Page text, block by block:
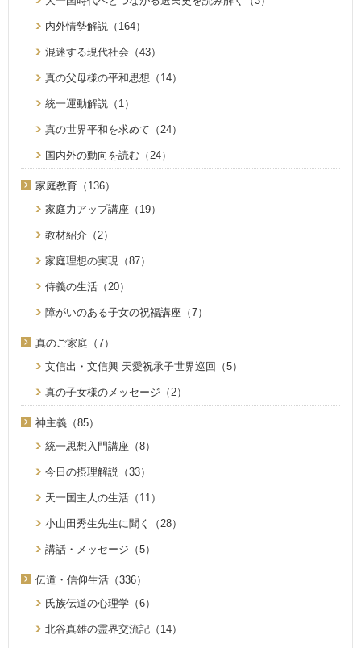
内外情勢解説（164）
混迷する現代社会（43）
真の父母様の平和思想（14）
統一運動解説（1）
真の世界平和を求めて（24）
国内外の動向を読む（24）
家庭教育（136）
家庭力アップ講座（19）
教材紹介（2）
家庭理想の実現（87）
侍義の生活（20）
障がいのある子女の祝福講座（7）
真のご家庭（7）
文信出・文信興 天愛祝承子世界巡回（5）
真の子女様のメッセージ（2）
神主義（85）
統一思想入門講座（8）
今日の摂理解説（33）
天一国主人の生活（11）
小山田秀生先生に聞く（28）
講話・メッセージ（5）
伝道・信仰生活（336）
氏族伝道の心理学（6）
北谷真雄の霊界交流記（14）